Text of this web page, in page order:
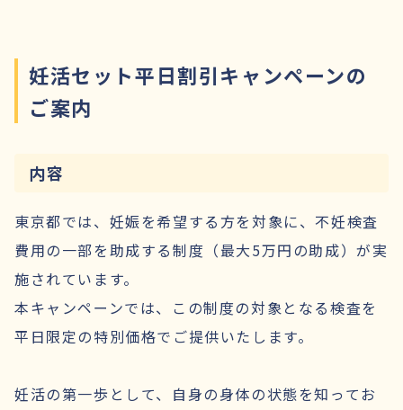
妊活セット平日割引キャンペーンの
ご案内
内容
東京都では、妊娠を希望する方を対象に、不妊検査
費用の一部を助成する制度（最大5万円の助成）が実
施されています。
本キャンペーンでは、この制度の対象となる検査を
平日限定の特別価格でご提供いたします。
妊活の第一歩として、自身の身体の状態を知ってお